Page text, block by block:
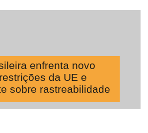
enfrenta novo
da UE e
sobre rastreabilidade